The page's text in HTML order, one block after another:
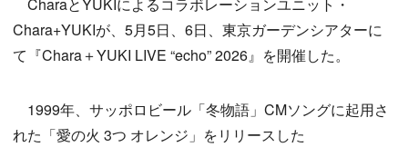
Chara+YUKIが、5月5日、6日、東京ガーデンシアターに
て『Chara＋YUKI LIVE “echo” 2026』を開催した。
1999年、サッポロビール「冬物語」CMソングに起用さ
れた「愛の火 3つ オレンジ」をリリースした